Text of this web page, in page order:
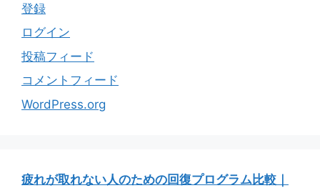
登録
ログイン
投稿フィード
コメントフィード
WordPress.org
疲れが取れない人のための回復プログラム比較｜